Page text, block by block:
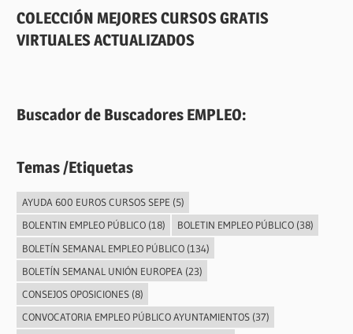
COLECCIÓN MEJORES CURSOS GRATIS
VIRTUALES ACTUALIZADOS
Buscador de Buscadores EMPLEO:
Temas /Etiquetas
AYUDA 600 EUROS CURSOS SEPE (5)
BOLENTIN EMPLEO PÚBLICO(18) BOLETIN EMPLEO PÚBLICO(38)
BOLETÍN SEMANAL EMPLEO PÚBLICO(134)
BOLETÍN SEMANAL UNIÓN EUROPEA (23)
CONSEJOS OPOSICIONES(8)
CONVOCATORIA EMPLEO PÚBLICO AYUNTAMIENTOS(37)